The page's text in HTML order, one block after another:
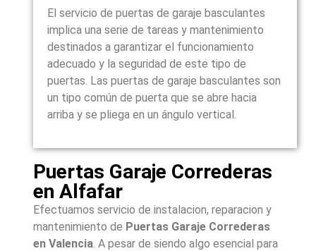
El servicio de puertas de garaje basculantes
implica una serie de tareas y mantenimiento
destinados a garantizar el funcionamiento
adecuado y la seguridad de este tipo de
puertas. Las puertas de garaje basculantes son
un tipo común de puerta que se abre hacia
arriba y se pliega en un ángulo vertical.
Puertas Garaje Correderas
en Alfafar
Efectuamos servicio de instalacion, reparacion y
mantenimiento de Puertas Garaje Correderas
enValencia. A pesar de siendo algo esencial para